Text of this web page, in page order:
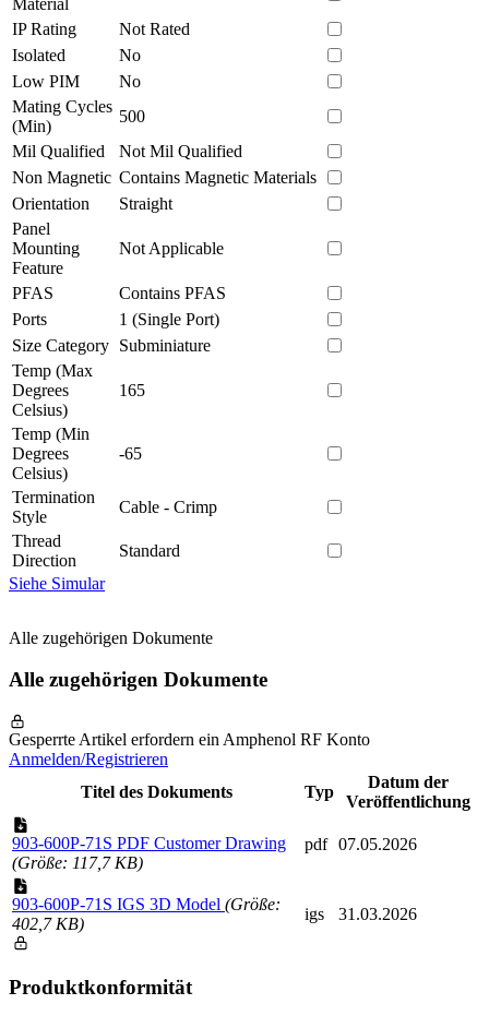
IP Rating
Not Rated
Isolated
No
Low PIM
No
Mating Cycles
(Min)
500
Mil Qualified
Not Mil Qualified
Non Magnetic Contains Magnetic Materials
Orientation
Straight
Panel
Mounting
Feature
Not Applicable
PFAS
Contains PFAS
Ports
1 (Single Port)
Size Category Subminiature
Temp (Max
Degrees
Celsius)
165
Temp (Min
Degrees
Celsius)
-65
Termination
Style
Cable - Crimp
Thread
Direction
Standard
Siehe Simular
Alle zugehörigen Dokumente
Alle zugehörigen Dokumente
Gesperrte Artikel erfordern ein Amphenol RF Konto
Anmelden/Registrieren
Titel des Dokuments
Typ
Datum der
Veröffentlichung
903-600P-71S PDF Customer Drawing
(Größe: 117,7 KB)
pdf 07.05.2026
903-600P-71S IGS 3D Model (Größe:
402,7 KB)
igs 31.03.2026
Produktkonformität